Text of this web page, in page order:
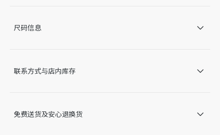
可爱织毯：80% 棉，20% 聚酯纤维
婴儿抱毯白色里料：100% 棉
再让儿童使用
产品图片可能与产品实际外观不一致，以产品实物为准。如有相
尺码信息
联系方式与店内库存
免费送货及安心退换货